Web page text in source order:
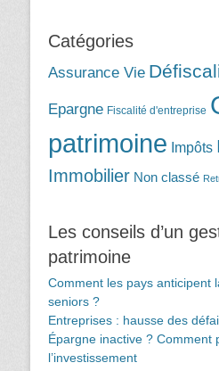
Catégories
Assurance Vie
Epargne Fiscalité d'entreprise
patrimoine Impôts
Immobilier Non classé
Les conseils d’un
patrimoine
Comment les pays anticipent
seniors ?
Entreprises : hausse des
Épargne inactive ? Comment
l’investissement